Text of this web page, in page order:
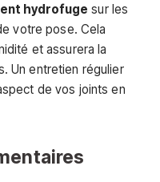
hydrofuge sur les
votre pose. Cela
et assurera la
Un entretien régulier
de vos joints en